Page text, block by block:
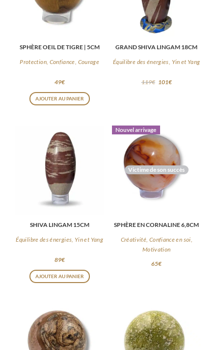
SPHÈRE OEIL DE TIGRE | 5CM
Protection, Confiance, Courage
49€
AJOUTER AU PANIER
GRAND SHIVA LINGAM 18CM
Équilibre des énergies, Yin et Yang
119€ 101€
SHIVA LINGAM 15CM
Équilibre des énergies, Yin et Yang
89€
AJOUTER AU PANIER
Victime de son succès
Nouvel arrivage
SPHÈRE EN CORNALINE 6,8CM
Créativité, Confiance en soi,
Motivation
65€